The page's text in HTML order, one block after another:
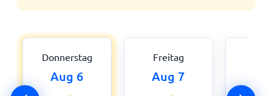
Donnerstag
Aug 6
Freitag
Aug 7